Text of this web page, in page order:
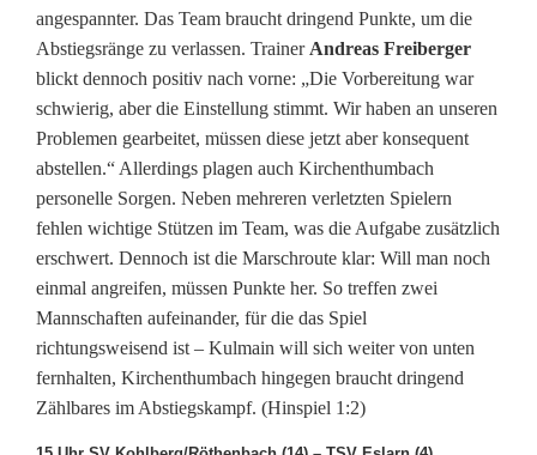
:
E
r
s
t
e
r
k
o
angespannter. Das Team braucht dringend Punkte, um die
Abstiegsränge zu verlassen. Trainer Andreas Freiberger
blickt dennoch positiv nach vorne: „Die Vorbereitung war
schwierig, aber die Einstellung stimmt. Wir haben an unseren
Problemen gearbeitet, müssen diese jetzt aber konsequent
abstellen.“ Allerdings plagen auch Kirchenthumbach
personelle Sorgen. Neben mehreren verletzten Spielern
fehlen wichtige Stützen im Team, was die Aufgabe zusätzlich
erschwert. Dennoch ist die Marschroute klar: Will man noch
einmal angreifen, müssen Punkte her. So treffen zwei
Mannschaften aufeinander, für die das Spiel
richtungsweisend ist – Kulmain will sich weiter von unten
fernhalten, Kirchenthumbach hingegen braucht dringend
Zählbares im Abstiegskampf. (Hinspiel 1:2)